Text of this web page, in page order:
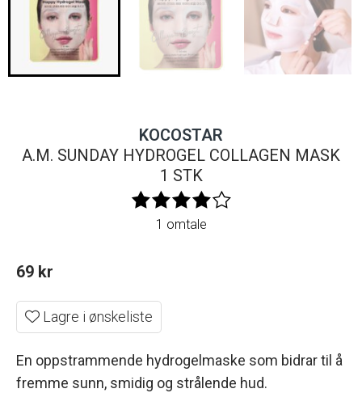
KOCOSTAR
A.M. SUNDAY HYDROGEL COLLAGEN MASK
1 STK
1 omtale
69 kr
Lagre i ønskeliste
En oppstrammende hydrogelmaske som bidrar til å
fremme sunn, smidig og strålende hud.